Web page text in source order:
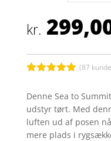
kr.
ud af 5
baseret på
kundebedøm
melser
(87
Denne Sea to
udstyr tørt. Med
luften ud af posen
mere plads i